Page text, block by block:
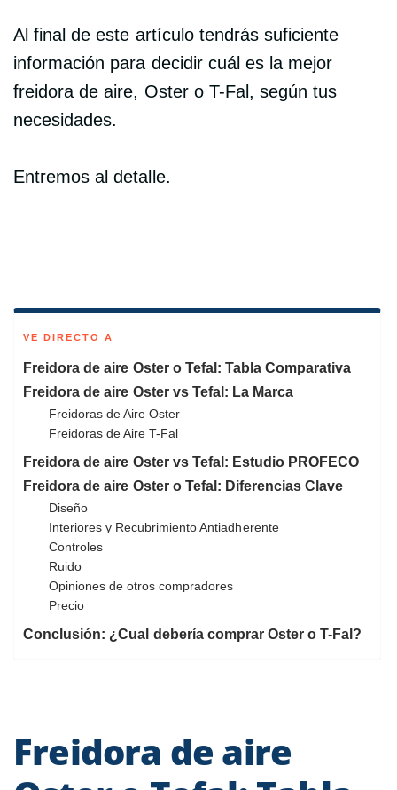
Al final de este artículo tendrás suficiente
información para decidir cuál es la mejor
freidora de aire, Oster o T-Fal, según tus
necesidades.
Entremos al detalle.
VE DIRECTO A
Freidora de aire Oster o Tefal: Tabla Comparativa
Freidora de aire Oster vs Tefal: La Marca
Freidoras de Aire Oster
Freidoras de Aire T-Fal
Freidora de aire Oster vs Tefal: Estudio PROFECO
Freidora de aire Oster o Tefal: Diferencias Clave
Diseño
Interiores y Recubrimiento Antiadherente
Controles
Ruido
Opiniones de otros compradores
Precio
Conclusión: ¿Cual debería comprar Oster o T-Fal?
Freidora de aire